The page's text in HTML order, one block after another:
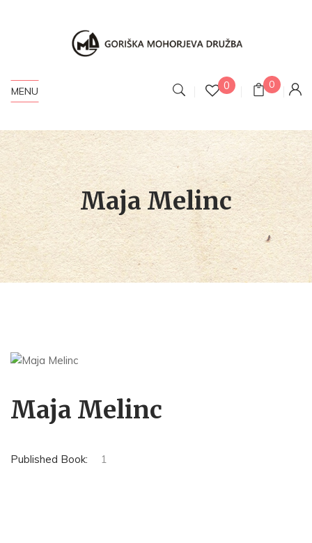
MENU 0 0
Maja Melinc
Maja Melinc
Published Book: 1